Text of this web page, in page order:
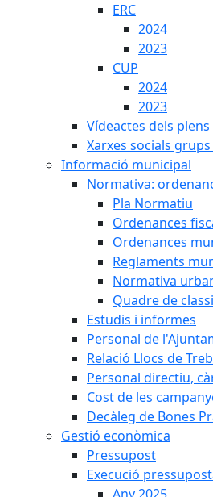
ERC
2024
2023
CUP
2024
2023
Vídeactes dels
Xarxes socials
Informació municipal
Normativa:
Pla Normatiu
Ordenances
Ordenances
Reglaments
Normativa
Quadre de
Estudis i informes
Personal de
Relació Llocs de
Personal directiu,
Cost de les
Decàleg de Bones
Gestió econòmica
Pressupost
Execució